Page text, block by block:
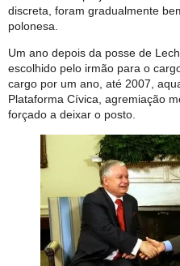
discreta, foram gradualmente
polonesa.
Um ano depois da posse de
escolhido pelo irmão para o
cargo por um ano, até 2007,
Plataforma Cívica, agremiação
forçado a deixar o posto.